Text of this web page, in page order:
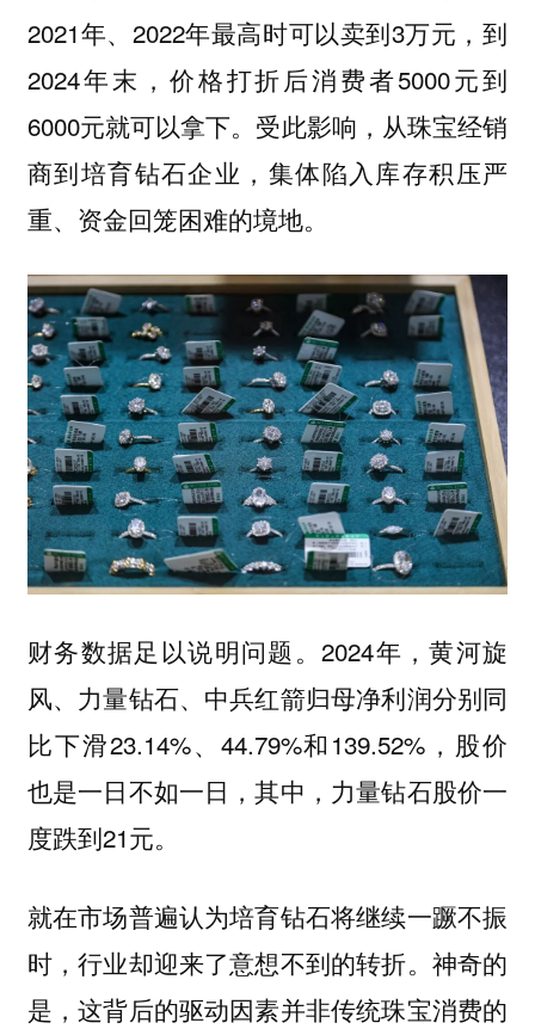
2021年、2022年最高时可以卖到3万元，到
2024年末，价格打折后消费者5000元到
6000元就可以拿下。受此影响，从珠宝经销
商到培育钻石企业，集体陷入库存积压严
重、资金回笼困难的境地。
财务数据足以说明问题。2024年，黄河旋
风、力量钻石、中兵红箭归母净利润分别同
比下滑23.14%、44.79%和139.52%，股价
也是一日不如一日，其中，力量钻石股价一
度跌到21元。
就在市场普遍认为培育钻石将继续一蹶不振
时，行业却迎来了意想不到的转折。神奇的
是，这背后的驱动因素并非传统珠宝消费的